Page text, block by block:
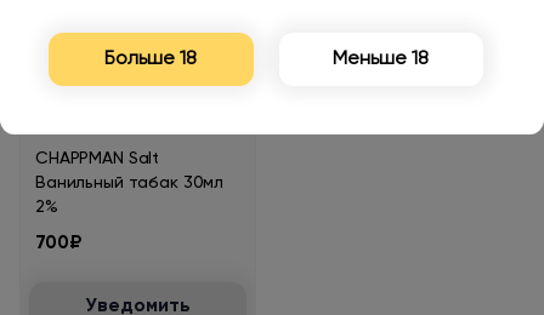
CHAPPMAN Salt
Ванильный табак 30мл
2%
700₽
Уведомить
Больше 18 Меньше 18